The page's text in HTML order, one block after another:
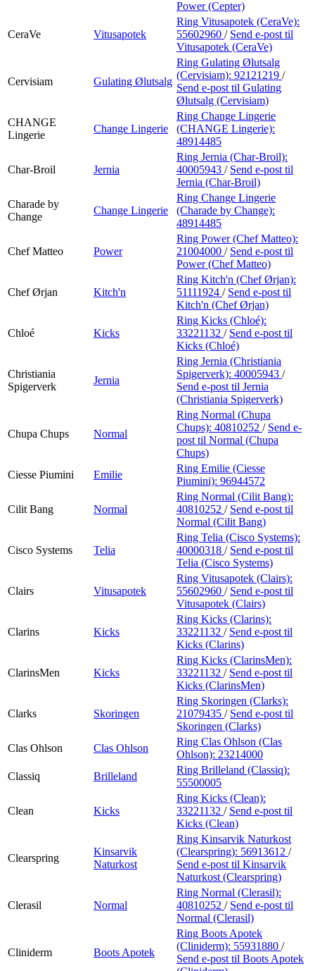
Power (Cepter)
CeraVe Vitusapotek
Ring Vitusapotek (CeraVe):
55602960 / Send e-post til
Vitusapotek (CeraVe)
Cervisiam Gulating Ølutsalg
Ring Gulating Ølutsalg
(Cervisiam): 92121219 /
Send e-post til Gulating
Ølutsalg (Cervisiam)
CHANGE
Lingerie
Change Lingerie
Ring Change Lingerie
(CHANGE Lingerie):
48914485
Char-Broil Jernia
Ring Jernia (Char-Broil):
40005943 / Send e-post til
Jernia (Char-Broil)
Charade by
Change
Change Lingerie
Ring Change Lingerie
(Charade by Change):
48914485
Chef Matteo Power
Ring Power (Chef Matteo):
21004000 / Send e-post til
Power (Chef Matteo)
Chef Ørjan Kitch'n
Ring Kitch'n (Chef Ørjan):
51111924 / Send e-post til
Kitch'n (Chef Ørjan)
Chloé Kicks
Ring Kicks (Chloé):
33221132 / Send e-post til
Kicks (Chloé)
Christiania
Spigerverk
Jernia
Ring Jernia (Christiania
Spigerverk): 40005943 /
Send e-post til Jernia
(Christiania Spigerverk)
Chupa Chups Normal
Ring Normal (Chupa
Chups): 40810252 / Send e-
post til Normal (Chupa
Chups)
Ciesse Piumini
Emilie
Ring Emilie (Ciesse
Piumini): 96944572
Cilit Bang Normal
Ring Normal (Cilit Bang):
40810252 / Send e-post til
Normal (Cilit Bang)
Cisco Systems Telia
Ring Telia (Cisco Systems):
40000318 / Send e-post til
Telia (Cisco Systems)
Clairs Vitusapotek
Ring Vitusapotek (Clairs):
55602960 / Send e-post til
Vitusapotek (Clairs)
Clarins Kicks
Ring Kicks (Clarins):
33221132 / Send e-post til
Kicks (Clarins)
ClarinsMen Kicks
Ring Kicks (ClarinsMen):
33221132 / Send e-post til
Kicks (ClarinsMen)
Clarks Skoringen
Ring Skoringen (Clarks):
21079435 / Send e-post til
Skoringen (Clarks)
Clas Ohlson
Clas Ohlson
Ring Clas Ohlson (Clas
Ohlson): 23214000
Classiq
Brilleland
Ring Brilleland (Classiq):
55500005
Clean Kicks
Ring Kicks (Clean):
33221132 / Send e-post til
Kicks (Clean)
Clearspring
Kinsarvik
Naturkost
Ring Kinsarvik Naturkost
(Clearspring): 56913612 /
Send e-post til Kinsarvik
Naturkost (Clearspring)
Clerasil Normal
Ring Normal (Clerasil):
40810252 / Send e-post til
Normal (Clerasil)
Cliniderm Boots Apotek
Ring Boots Apotek
(Cliniderm): 55931880 /
Send e-post til Boots Apotek